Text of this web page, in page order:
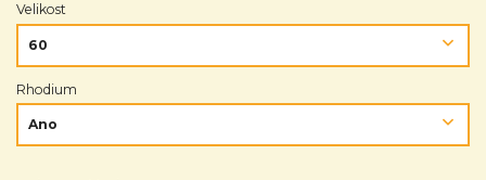
Velikost
Rhodium